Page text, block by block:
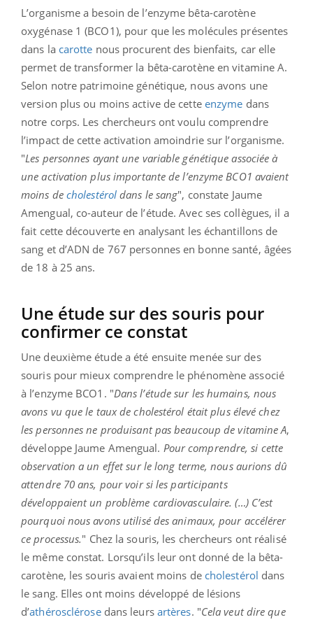
L’organisme a besoin de l’enzyme bêta-carotène
oxygénase 1 (BCO1), pour que les molécules présentes
dans la carotte nous procurent des bienfaits, car elle
permet de transformer la bêta-carotène en vitamine A.
Selon notre patrimoine génétique, nous avons une
version plus ou moins active de cette enzyme dans
notre corps. Les chercheurs ont voulu comprendre
l’impact de cette activation amoindrie sur l’organisme.
"Les personnes ayant une variable génétique associée à
une activation plus importante de l’enzyme BCO1 avaient
moins de cholestérol dans le sang", constate Jaume
Amengual, co-auteur de l’étude. Avec ses collègues, il a
fait cette découverte en analysant les échantillons de
sang et d’ADN de 767 personnes en bonne santé, âgées
de 18 à 25 ans.
Une étude sur des souris pour
confirmer ce constat
Une deuxième étude a été ensuite menée sur des
souris pour mieux comprendre le phénomène associé
à l’enzyme BCO1. "Dans l’étude sur les humains, nous
avons vu que le taux de cholestérol était plus élevé chez
les personnes ne produisant pas beaucoup de vitamine A,
développe Jaume Amengual. Pour comprendre, si cette
observation a un effet sur le long terme, nous aurions dû
attendre 70 ans, pour voir si les participants
développaient un problème cardiovasculaire. (…) C’est
pourquoi nous avons utilisé des animaux, pour accélérer
ce processus." Chez la souris, les chercheurs ont réalisé
le même constat. Lorsqu’ils leur ont donné de la bêta-
carotène, les souris avaient moins de cholestérol dans
le sang. Elles ont moins développé de lésions
d’athérosclérosedans leurs artères. "Cela veut dire que